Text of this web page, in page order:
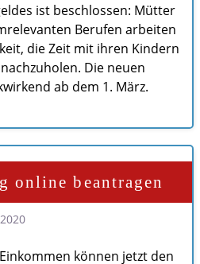
ist beschlossen: Mütter
Berufen arbeiten
die Zeit mit ihren Kindern
Die neuen
ab dem 1. März.
online beantragen
können jetzt den